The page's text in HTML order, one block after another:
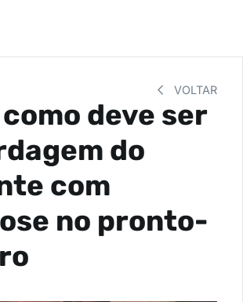
VOLTAR
deve ser
do
com
no pronto-